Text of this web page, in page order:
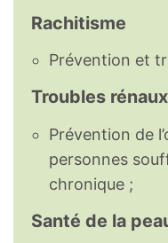
Rachitisme
Prévention et
Troubles rénaux
Prévention de
personnes
chronique ;
Santé de la